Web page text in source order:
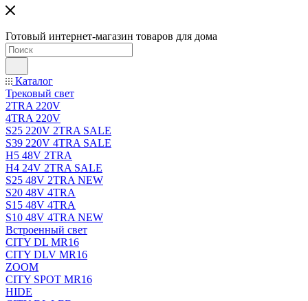
Готовый интернет-магазин товаров для дома
Каталог
Трековый свет
2TRA 220V
4TRA 220V
S25 220V 2TRA SALE
S39 220V 4TRA SALE
H5 48V 2TRA
H4 24V 2TRA SALE
S25 48V 2TRA NEW
S20 48V 4TRA
S15 48V 4TRA
S10 48V 4TRA NEW
Встроенный свет
CITY DL MR16
CITY DLV MR16
ZOOM
CITY SPOT MR16
HIDE